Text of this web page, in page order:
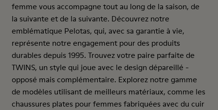
femme vous accompagne tout au long de la saison, de
la suivante et de la suivante. Découvrez notre
emblématique Pelotas, qui, avec sa garantie à vie,
représente notre engagement pour des produits
durables depuis 1995. Trouvez votre paire parfaite de
TWINS, un style qui joue avec le design dépareillé -
opposé mais complémentaire. Explorez notre gamme
de modèles utilisant de meilleurs matériaux, comme les
chaussures plates pour femmes fabriquées avec du cuir